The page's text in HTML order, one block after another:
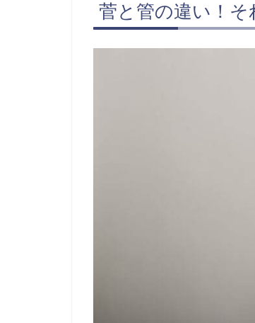
菅と管の違い！